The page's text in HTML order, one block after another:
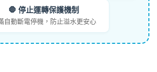
🛑 停止運轉保護機制
自動斷電停機，防止溢水更安心